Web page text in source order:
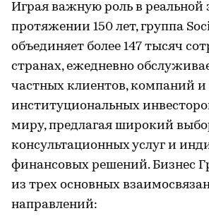
Играя важную роль в реальной
протяжении 150 лет, группа
объединяет более 147 тысяч
странах, ежедневно
частных клиентов, компаний и
институциональных
миру, предлагая широкий
консультационных услуг и
финансовых решений. Бизнес
из трех основных
направлений: